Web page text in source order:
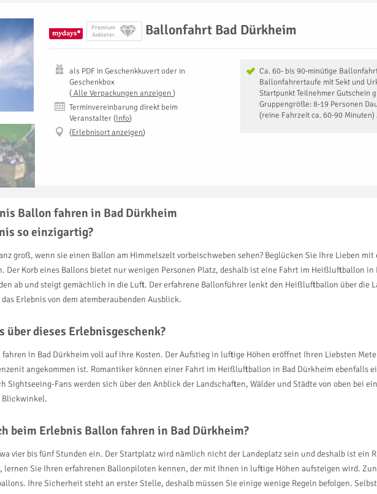
Premium
Anbieter
Ballonfahrt Bad Dürkheim
Ca. 60- bis 90-minütige
Ballonfahrertaufe mit Sekt und
Startpunkt Teilnehmer Gutschein
Gruppengröße: 8-19 Personen
(reine Fahrzeit ca. 60-90
als PDFinGeschenkkuvert oder in
Geschenkbox
( Alle Verpackungen anzeigen )
Terminvereinbarung direkt beim
Veranstalter (Info)
(Erlebnisort anzeigen)
Ballon fahren in Bad Dürkheim
so einzigartig?
groß, wenn sie einen Ballon am Himmelszelt vorbeischweben sehen? Beglücken Sie Ihre Lieben
Der Korb eines Ballons bietet nur wenigen Personen Platz, deshalb ist eine Fahrt im Heißluftballon
ab und steigt gemächlich in die Luft. Der erfahrene Ballonführer lenkt den Heißluftballon über die
Erlebnis von dem atemberaubenden Ausblick.
über dieses Erlebnisgeschenk?
in Bad Dürkheim voll auf ihre Kosten. Der Aufstieg in luftige Höhen eröffnet Ihren Liebsten
angekommen ist. Romantiker können einer Fahrt im Heißluftballon in Bad Dürkheim ebenfalls
Sightseeing-Fans werden sich über den Anblick der Landschaften, Wälder und Städte von oben bei
Blickwinkel.
beim Erlebnis Ballon fahren in Bad Dürkheim?
vier bis fünf Stunden ein. Der Startplatz wird nämlich nicht der Landeplatz sein und deshalb ist ein
lernen Sie Ihren erfahrenen Ballonpiloten kennen, der mit Ihnen in luftige Höhen aufsteigen wird.
Ihre Sicherheit steht an erster Stelle, deshalb müssen Sie einige wenige Regeln befolgen.